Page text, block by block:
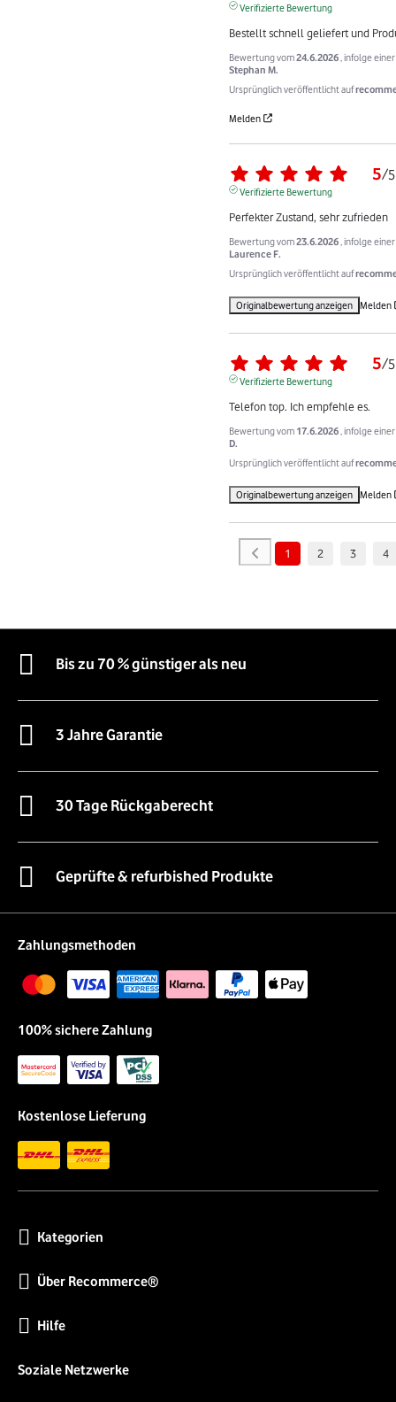
Verifizierte Bewertung
Bestellt schnell geliefert und
Bewertung vom24.6.2026 , infolge
Stephan M.
Ursprünglich veröffentlicht auf
Melden
5/5
Verifizierte Bewertung
Perfekter Zustand, sehr zufrieden
Bewertung vom23.6.2026 , infolge
Laurence F.
Ursprünglich veröffentlicht auf
Originalbewertung anzeigen Melden
5/5
Verifizierte Bewertung
Telefon top. Ich empfehle es.
Bewertung vom 17.6.2026 , infolge
D.
Ursprünglich veröffentlicht auf
Originalbewertung anzeigen Melden
1 2 3 4
Bis zu 70 % günstiger als neu
3 Jahre Garantie
30 Tage Rückgaberecht
Geprüfte & refurbished Produkte
Zahlungsmethoden
100% sichere Zahlung
Kostenlose Lieferung
Kategorien
Über Recommerce®
Hilfe
Soziale Netzwerke